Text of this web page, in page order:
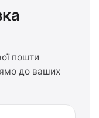
пошти
до ваших